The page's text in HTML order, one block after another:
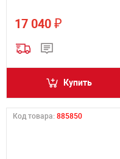
17 040 ₽
Купить
Код товара: 885850